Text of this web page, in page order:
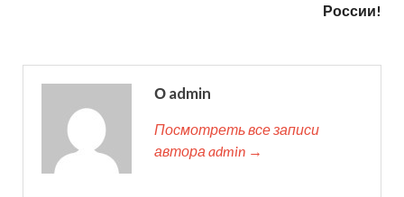
России!
О admin
Посмотреть все записи
автора admin →